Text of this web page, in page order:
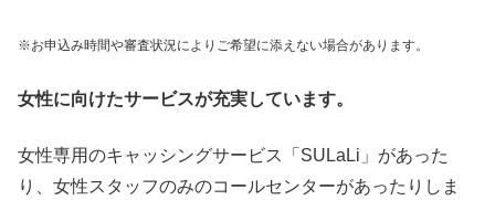
※お申込み時間や審査状況によりご希望に添えない場合があります。
女性に向けたサービスが充実しています。
女性専用のキャッシングサービス「SULaLi」があった
り、女性スタッフのみのコールセンターがあったりしま